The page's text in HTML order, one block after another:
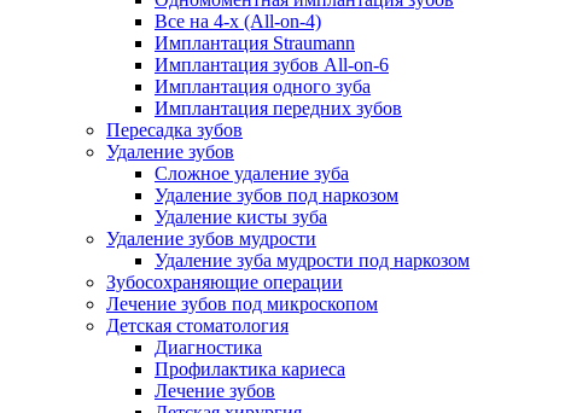
Все на 4-х (All-on-4)
Имплантация Straumann
Имплантация зубов All-on-6
Имплантация одного зуба
Имплантация передних зубов
Пересадка зубов
Удаление зубов
Сложное удаление зуба
Удаление зубов под наркозом
Удаление кисты зуба
Удаление зубов мудрости
Удаление зуба мудрости под наркозом
Зубосохраняющие операции
Лечение зубов под микроскопом
Детская стоматология
Диагностика
Профилактика кариеса
Лечение зубов